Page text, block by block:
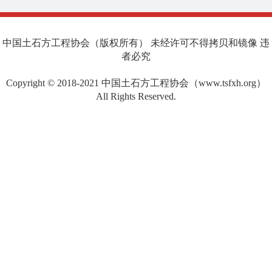
中国土石方工程协会（版权所有） 未经许可不得拷贝和镜像 违
者必究
Copyright © 2018-2021 中国土石方工程协会（www.tsfxh.org）
All Rights Reserved.